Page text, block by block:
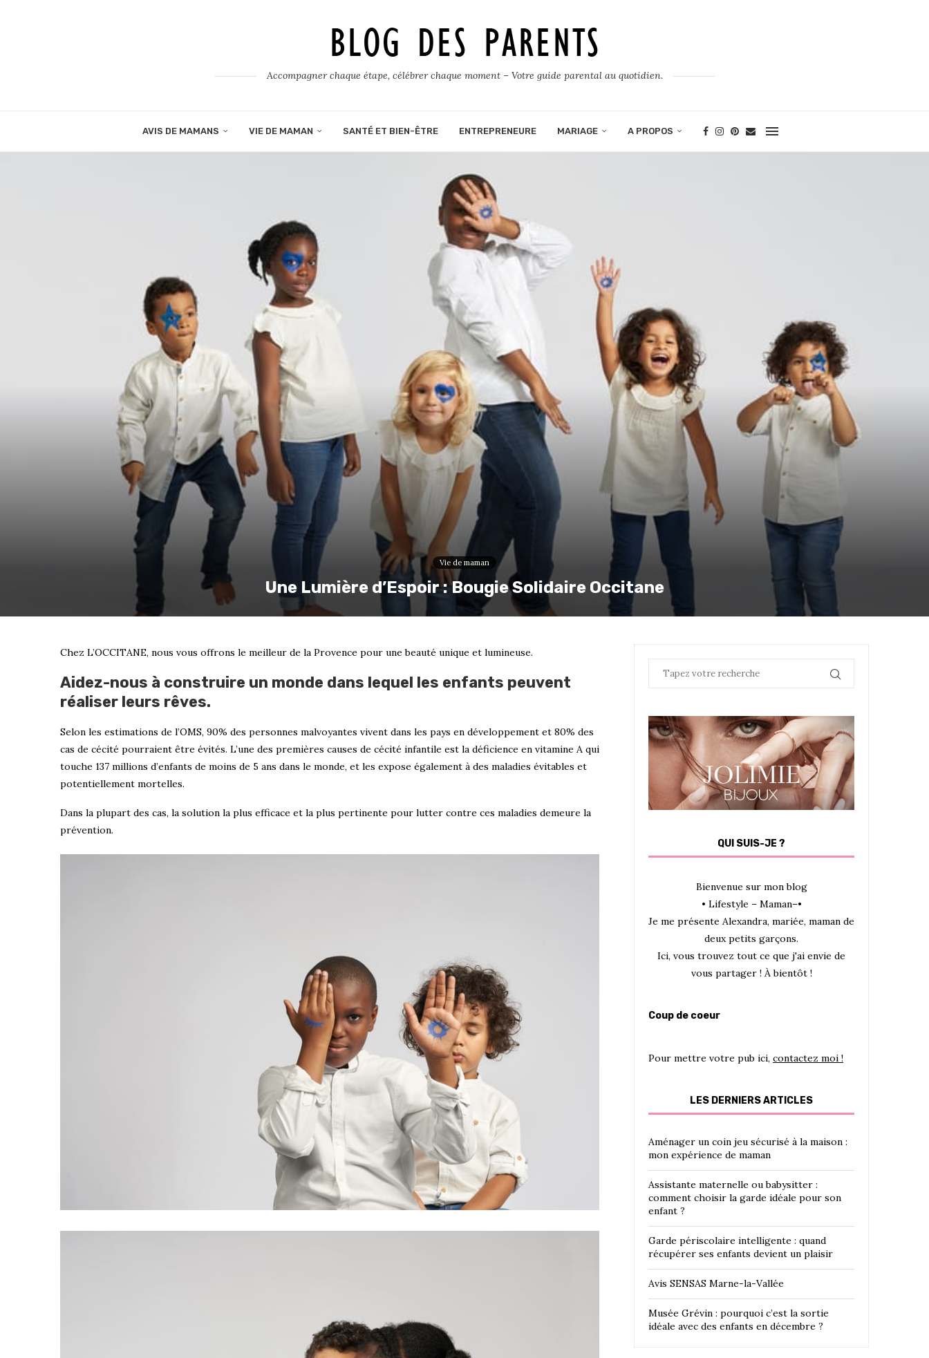
Accompagner chaque étape, célébrer chaque moment – Votre guide parental au quotidien.
AVIS DE MAMANS VIE DE MAMAN SANTÉ ET BIEN-ÊTRE ENTREPRENEURE MARIAGE A PROPOS
Vie de maman
Une Lumière d’Espoir : Bougie Solidaire Occitane
Chez L’OCCITANE, nous vous offrons le meilleur de la Provence pour une beauté unique et lumineuse.
Aidez-nous à construire un monde dans lequel les enfants peuvent
réaliser leurs rêves.
Selon les estimations de l’OMS, 90% des personnes malvoyantes vivent dans les pays en développement et 80% des
cas de cécité pourraient être évités. L’une des premières causes de cécité infantile est la déficience en vitamine A qui
touche 137 millions d’enfants de moins de 5 ans dans le monde, et les expose également à des maladies évitables et
potentiellement mortelles.
Dans la plupart des cas, la solution la plus efficace et la plus pertinente pour lutter contre ces maladies demeure la
prévention.
QUI SUIS-JE ?
Bienvenue sur mon blog
• Lifestyle – Maman–•
Je me présente Alexandra, mariée, maman de
deux petits garçons.
Ici, vous trouvez tout ce que j'ai envie de
vous partager ! À bientôt !
Coup de coeur
Pour mettre votre pub ici, contactez moi !
LES DERNIERS ARTICLES
Aménager un coin jeu sécurisé à la maison :
mon expérience de maman
Assistante maternelle ou babysitter :
comment choisir la garde idéale pour son
enfant ?
Garde périscolaire intelligente : quand
récupérer ses enfants devient un plaisir
Avis SENSAS Marne-la-Vallée
Musée Grévin : pourquoi c’est la sortie
idéale avec des enfants en décembre ?